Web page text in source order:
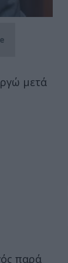
μετά
παρά